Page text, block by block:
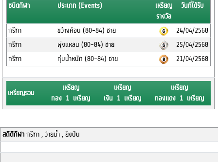
ชนิดกีฬา ประเภท (Events)
เหรียญ
รางวัล
วันที่ได้รับ
กรีฑา ขว้างค้อน (80-84) ชาย
24/04/2568
กรีฑา
พุ่งแหลน (80-84) ชาย
25/04/2568
กรีฑา
ทุ่มน้ำหนัก (80-84) ชาย 21/04/2568
เหรียญรวม
เหรียญ
ทอง 1 เหรียญ
เหรียญ
เงิน 1 เหรียญ
เหรียญ
ทองแดง 1 เหรียญ
สถิติกีฬากรีฑา , ว่ายน้ำ , ยิงปืน